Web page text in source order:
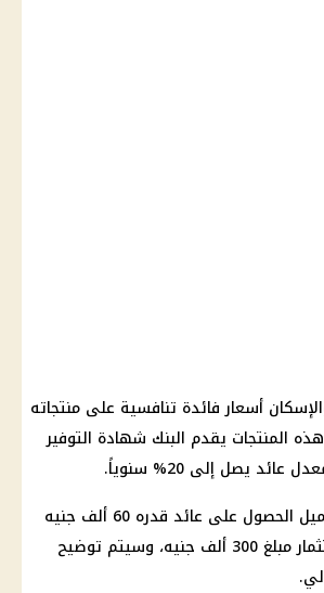
أسعار فائدة تنافسية على منتجاته
المنتجات يقدم البنك شهادة التوفير
عائد يصل إلى 20% سنوياً.
الحصول على عائد
قدره 60 ألف جنيه
مبلغ 300 ألف جنيه، وسيتم توضيح